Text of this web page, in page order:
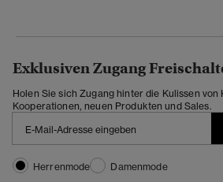
Exklusiven Zugang
Holen Sie sich Zugang hinter die Kulissen von
Kooperationen, neuen Produkten und Sales.
Herrenmode
Damenmode